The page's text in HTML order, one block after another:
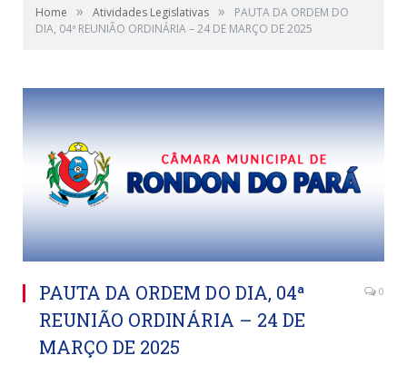
Home » Atividades Legislativas »
PAUTA DA ORDEM DO
DIA, 04ª REUNIÃO ORDINÁRIA – 24 DE MARÇO DE 2025
PAUTA DA ORDEM DO DIA, 04ª
REUNIÃO ORDINÁRIA – 24 DE
MARÇO DE 2025
0